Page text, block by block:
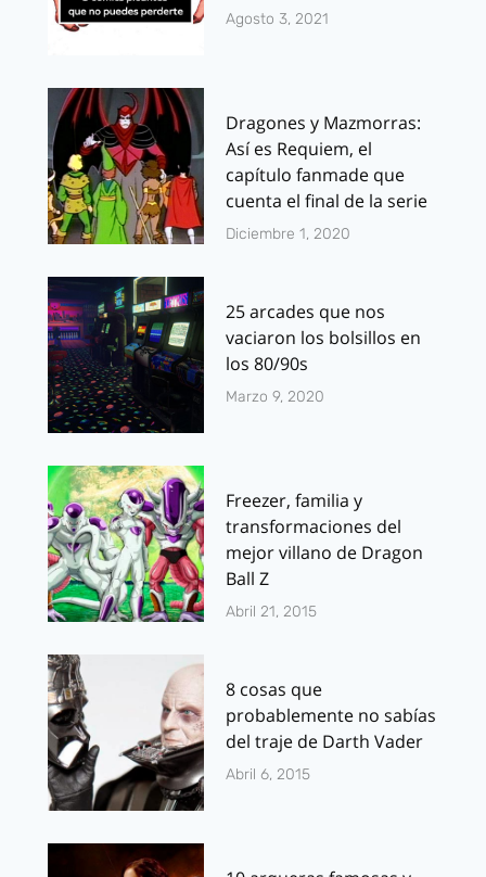
Agosto 3, 2021
Dragones y Mazmorras:
Así es Requiem, el
capítulo fanmade que
cuenta el final de la serie
Diciembre 1, 2020
25 arcades que nos
vaciaron los bolsillos en
los 80/90s
Marzo 9, 2020
Freezer, familia y
transformaciones del
mejor villano de Dragon
Ball Z
Abril 21, 2015
8 cosas que
probablemente no sabías
del traje de Darth Vader
Abril 6, 2015